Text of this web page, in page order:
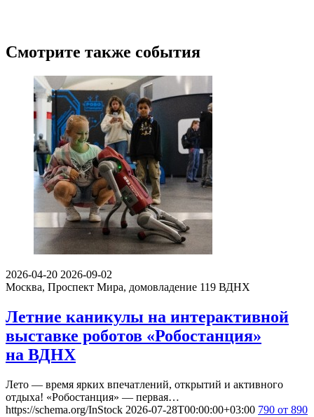
Смотрите также события
2026-04-20 2026-09-02
Москва, Проспект Мира, домовладение 119 ВДНХ
Летние каникулы на интерактивной
выставке роботов «Робостанция»
на ВДНХ
Лето — время ярких впечатлений, открытий и активного
отдыха! «Робостанция» — первая…
https://schema.org/InStock 2026-07-28T00:00:00+03:00 790 от 890